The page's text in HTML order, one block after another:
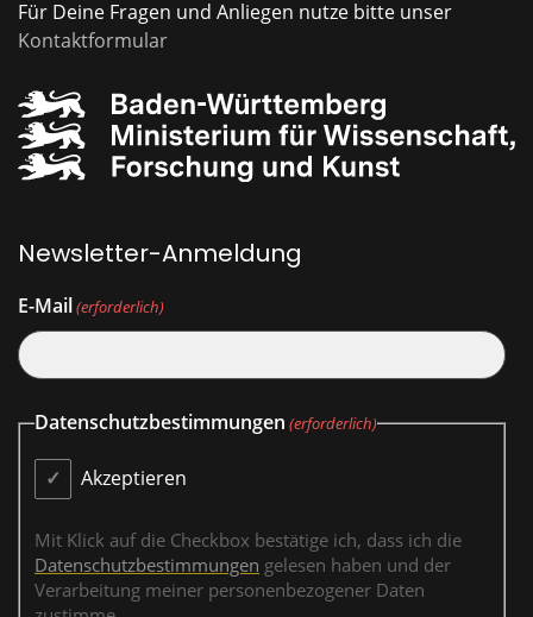
Für Deine Fragen und Anliegen nutze bitte unser
Kontaktformular
Newsletter-Anmeldung
E-Mail(erforderlich)
Datenschutzbestimmungen (erforderlich)
Akzeptieren
Mit Klick auf die Checkbox bestätige ich, dass ich die
Datenschutzbestimmungen gelesen haben und der
Verarbeitung meiner personenbezogener Daten